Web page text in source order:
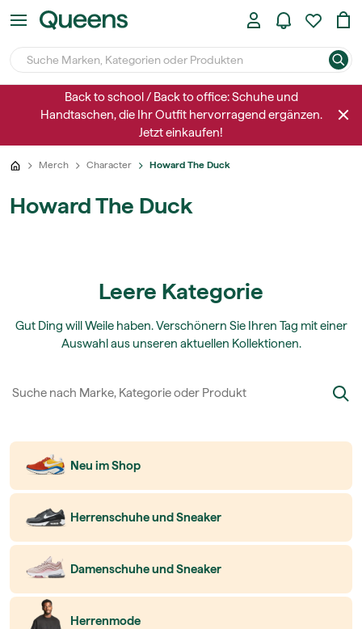
Back to school / Back to office: Schuhe und
Handtaschen, die Ihr Outfit hervorragend ergänzen.
Jetzt einkaufen!
Merch Character Howard The Duck
Howard The Duck
Leere Kategorie
Gut Ding will Weile haben. Verschönern Sie Ihren Tag mit einer
Auswahl aus unseren aktuellen Kollektionen.
Neu im Shop
Herrenschuhe und Sneaker
Damenschuhe und Sneaker
Herrenmode